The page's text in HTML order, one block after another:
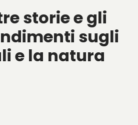
storie e gli
sugli
e la natura